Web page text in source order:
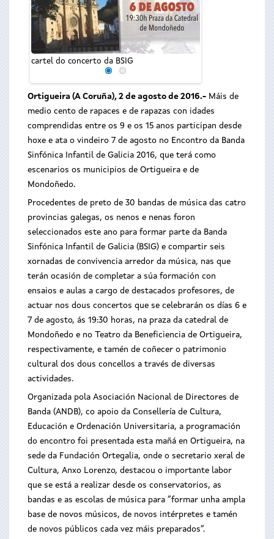
cartel do concerto da BSIG
Ortigueira (A Coruña), 2 de agosto de 2016.- Máis de
medio cento de rapaces e de rapazas con idades
comprendidas entre os 9 e os 15 anos participan desde
hoxe e ata o vindeiro 7 de agosto no Encontro da Banda
Sinfónica Infantil de Galicia 2016, que terá como
escenarios os municipios de Ortigueira e de
Mondoñedo.
Procedentes de preto de 30 bandas de música das catro
provincias galegas, os nenos e nenas foron
seleccionados este ano para formar parte da Banda
Sinfónica Infantil de Galicia (BSIG) e compartir seis
xornadas de convivencia arredor da música, nas que
terán ocasión de completar a súa formación con
ensaios e aulas a cargo de destacados profesores, de
actuar nos dous concertos que se celebrarán os días 6 e
7 de agosto, ás 19:30 horas, na praza da catedral de
Mondoñedo e no Teatro da Beneficiencia de Ortigueira,
respectivamente, e tamén de coñecer o patrimonio
cultural dos dous concellos a través de diversas
actividades.
Organizada pola Asociación Nacional de Directores de
Banda (ANDB), co apoio da Consellería de Cultura,
Educación e Ordenación Universitaria, a programación
do encontro foi presentada esta mañá en Ortigueira, na
sede da Fundación Ortegalia, onde o secretario xeral de
Cultura, Anxo Lorenzo, destacou o importante labor
que se está a realizar desde os conservatorios, as
bandas e as escolas de música para “formar unha ampla
base de novos músicos, de novos intérpretes e tamén
de novos públicos cada vez máis preparados”.